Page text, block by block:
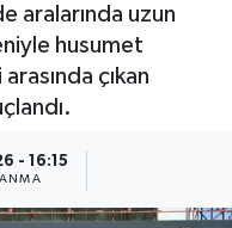
aralarında uzun
husumet
çıkan
- 16:15